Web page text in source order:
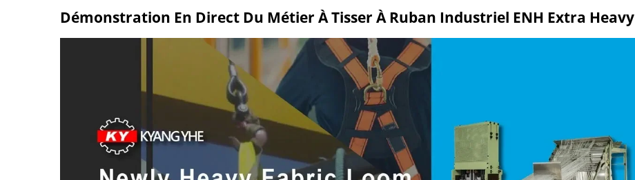
Démonstration En Direct Du Métier À Tisser À Ruban Industriel ENH Extra Heavy